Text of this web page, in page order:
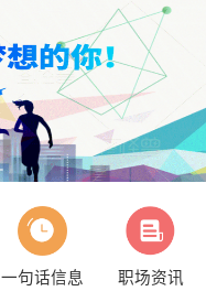
一句话信息
职场资讯